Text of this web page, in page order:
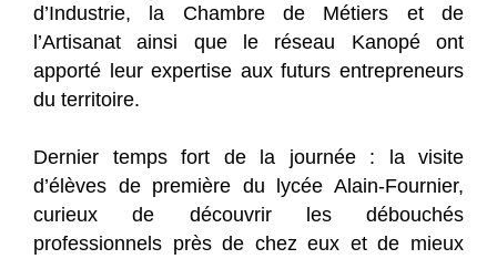
d’Industrie, la Chambre de Métiers et de
l’Artisanat ainsi que le réseau Kanopé ont
apporté leur expertise aux futurs entrepreneurs
du territoire.
Dernier temps fort de la journée : la visite
d’élèves de première du lycée Alain-Fournier,
curieux de découvrir les débouchés
professionnels près de chez eux et de mieux